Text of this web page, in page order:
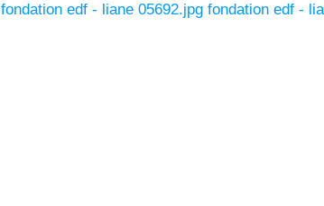
fondation edf - liane 05692.jpg fondation edf -